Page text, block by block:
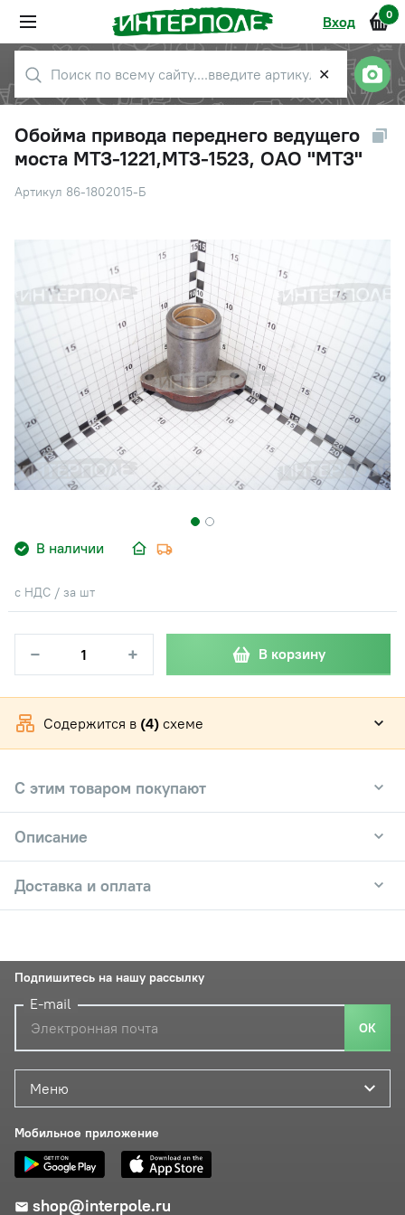
Вход 0
✕
Обойма привода переднего ведущего
моста МТЗ-1221,МТЗ-1523, ОАО "МТЗ"
Артикул 86-1802015-Б
В наличии
с НДС / за шт
− + В корзину
Содержится в (4) схеме
С этим товаром покупают
Описание
Доставка и оплата
Меню
Мобильное приложение
shop@interpole.ru
Подпишитесь на нашу рассылку
E-mail
ОК